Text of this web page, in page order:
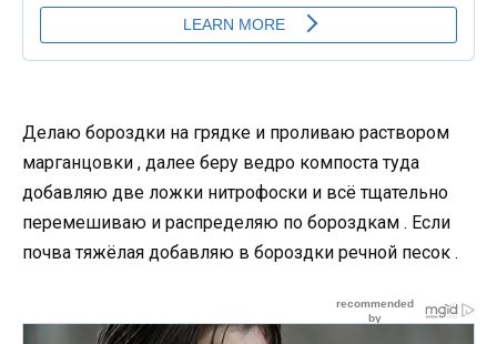
Делаю бороздки на грядке и проливаю раствором
марганцовки , далее беру ведро компоста туда
добавляю две ложки нитрофоски и всё тщательно
перемешиваю и распределяю по бороздкам . Если
почва тяжёлая добавляю в бороздки речной песок .